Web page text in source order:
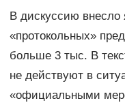
В дискуссию внесло
«протокольных»
больше 3 тыс. В
не действуют в
«официальными